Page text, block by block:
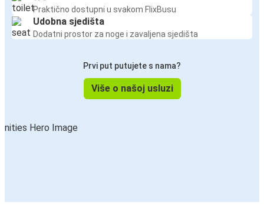
Praktično dostupni u svakom FlixBusu
Udobna sjedišta
Dodatni prostor za noge i zavaljena sjedišta
Prvi put putujete s nama?
Više o našoj usluzi